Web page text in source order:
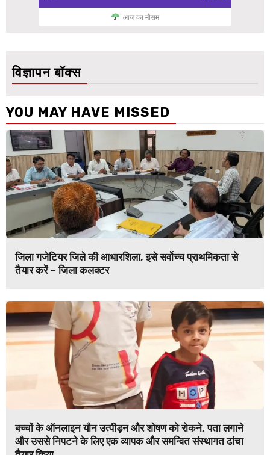
आज का मौसम
विज्ञापन बॉक्स
YOU MAY HAVE MISSED
जिला गजेटियर जिले की आधारशिला, इसे सर्वोच्च प्राथमिकता से
तैयार करें – जिला कलक्टर
बच्चों के ऑनलाइन यौन उत्पीड़न और शोषण को रोकने, पता लगाने
और उससे निपटने के लिए एक व्यापक और समन्वित संस्थागत ढांचा